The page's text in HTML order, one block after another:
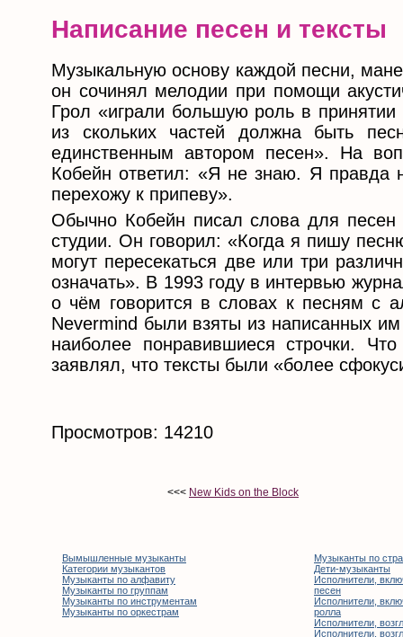
Написание песен и тексты
Музыкальную основу каждой песни,
он сочинял мелодии при помощи
Грол «играли большую роль в принятии
из скольких частей должна быть
единственным автором песен». На
Кобейн ответил: «Я не знаю. Я правда
перехожу к припеву».
Обычно Кобейн писал слова для песен
студии. Он говорил: «Когда я пишу
могут пересекаться две или три
означать». В 1993 году в интервью
о чём говорится в словах к песням с
Nevermind были взяты из написанных
наиболее понравившиеся строчки.
заявлял, что тексты были «более
Просмотров: 14210
<<< New Kids on the Block
Вымышленные музыканты
Категории музыкантов
Музыканты по алфавиту
Музыканты по группам
Музыканты по инструментам
Музыканты по оркестрам
Музыканты по
Дети-музыканты
Исполнители,
песен
Исполнители,
ролла
Исполнители,
Исполнители,